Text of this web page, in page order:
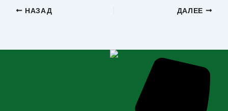
НАЗАД ДАЛЕЕ